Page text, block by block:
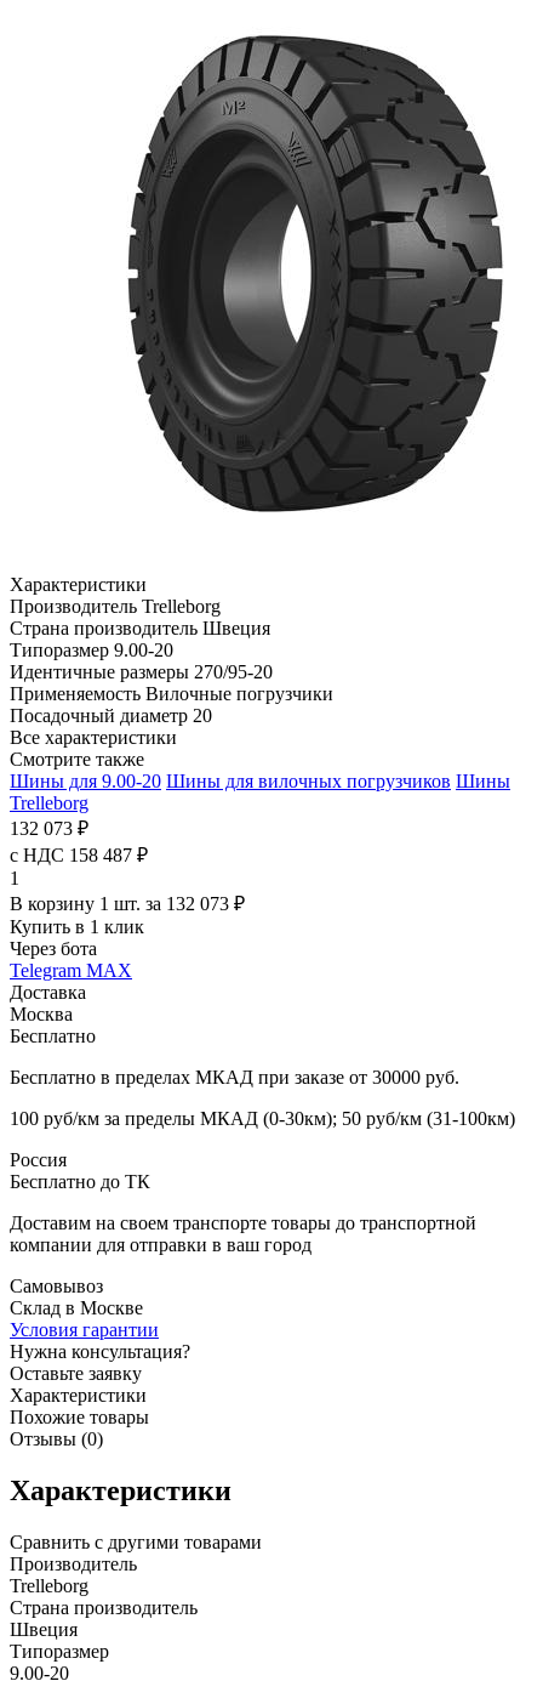
Характеристики
Производитель Trelleborg
Страна производитель Швеция
Типоразмер 9.00-20
Идентичные размеры 270/95-20
Применяемость Вилочные погрузчики
Посадочный диаметр 20
Все характеристики
Смотрите также
Шины для 9.00-20 Шины для вилочных погрузчиков Шины
Trelleborg
132 073 ₽
с НДС 158 487 ₽
1
В корзину 1 шт. за 132 073 ₽
Купить в 1 клик
Через бота
Telegram MAX
Доставка
Москва
Бесплатно
Бесплатно в пределах МКАД при заказе от 30000 руб.
100 руб/км за пределы МКАД (0-30км); 50 руб/км (31-100км)
Россия
Бесплатно до ТК
Доставим на своем транспорте товары до транспортной
компании для отправки в ваш город
Самовывоз
Склад в Москве
Условия гарантии
Нужна консультация?
Оставьте заявку
Характеристики
Похожие товары
Отзывы (0)
Характеристики
Сравнить с другими товарами
Производитель
Trelleborg
Страна производитель
Швеция
Типоразмер
9.00-20